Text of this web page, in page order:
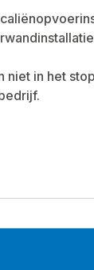
niet in het